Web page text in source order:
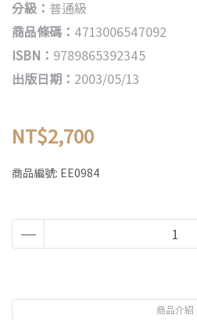
分級： 普通級
商品條碼： 4713006547092
ISBN： 9789865392345
出版日期： 2003/05/13
NT$2,700
商品編號: EE0984
商品介紹